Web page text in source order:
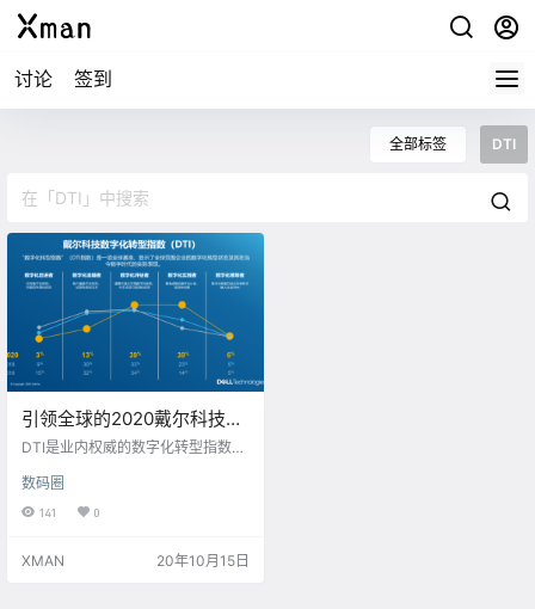
讨论 签到
全部标签 DTI
引领全球的2020戴尔科技数
字化转型指数(DTI)发布
DTI是业内权威的数字化转型指数，
者的调查，对各类组织在前所未有
的不确定性中进行数字化转型作出
济复苏的关键驱动力 · 80%的全球受
数码圈
141 0
XMAN 20年10月15日